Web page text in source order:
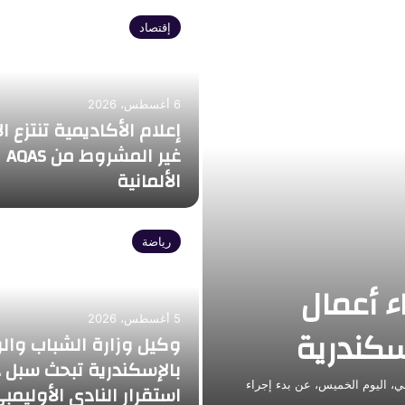
يلتقي نظيره القطري على
الوزاري حول القدس في
كتبت/ منار علاء التقى د. بدر عبد العاطي، وزير الخارجية والتعاون الدولي والمصريين بالخارج، يوم الأربعاء ٥